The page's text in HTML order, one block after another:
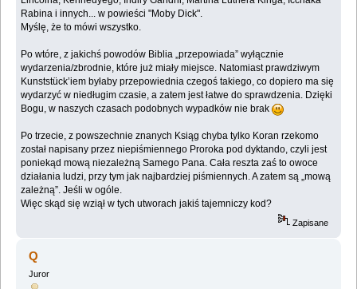
Rabina i innych... w powieści "Moby Dick".
Myślę, że to mówi wszystko.
Po wtóre, z jakichś powodów Biblia „przepowiada” wyłącznie
wydarzenia/zbrodnie, które już miały miejsce. Natomiast prawdziwym
Kunststück’iem byłaby przepowiednia czegoś takiego, co dopiero ma się
wydarzyć w niedługim czasie, a zatem jest łatwe do sprawdzenia. Dzięki
Bogu, w naszych czasach podobnych wypadków nie brak
Po trzecie, z powszechnie znanych Ksiąg chyba tylko Koran rzekomo
został napisany przez niepiśmiennego Proroka pod dyktando, czyli jest
poniekąd mową niezależną Samego Pana. Cała reszta zaś to owoce
działania ludzi, przy tym jak najbardziej piśmiennych. A zatem są „mową
zależną”. Jeśli w ogóle.
Więc skąd się wziął w tych utworach jakiś tajemniczy kod?
Zapisane
Q
Juror